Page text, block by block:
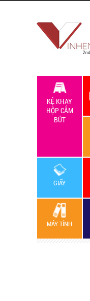
KỆ KHAY
HỘP CẮM
BÚT
GIẤY
MÁY TÍNH